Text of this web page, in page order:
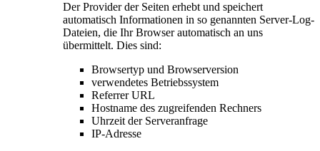
Der Provider der Seiten erhebt und speichert
automatisch Informationen in so genannten Server-Log-
Dateien, die Ihr Browser automatisch an uns
übermittelt. Dies sind:
Browsertyp und Browserversion
verwendetes Betriebssystem
Referrer URL
Hostname des zugreifenden Rechners
Uhrzeit der Serveranfrage
IP-Adresse